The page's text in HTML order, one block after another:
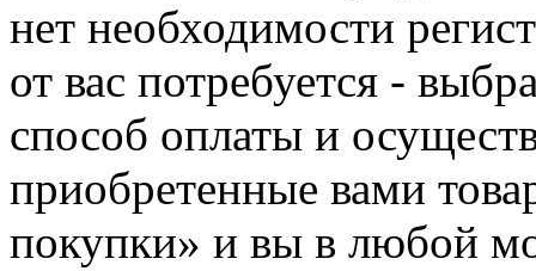
нет необходимости
от вас потребуется -
способ оплаты и
приобретенные вами
покупки» и вы в любой